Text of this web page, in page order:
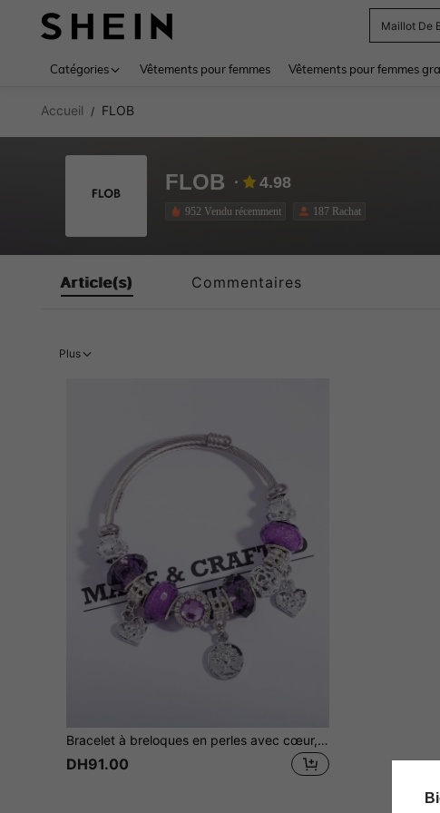
Maillot De
Catégories Vêtements pour femmes Vêtements pour femmes
Accueil / FLOB
FLOB 4.98
952 Vendu récemment 187 Rachat
Article(s) Commentaires
Plus
Bracelet à breloques en perles avec cœur, Valentin, Maman, Mère, Fête des Mères, Cadeau
DH91.00